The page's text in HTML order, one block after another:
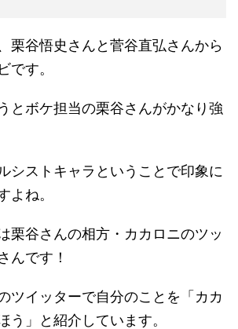
栗谷悟史さんと菅谷直弘さんから
です。
とボケ担当の栗谷さんがかなり強
シストキャラということで印象に
よね。
栗谷さんの相方・カカロニのツッ
んです！
ツイッターで自分のことを「カカ
う」と紹介しています。